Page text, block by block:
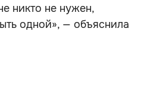
никто не нужен,
одной», — объяснила